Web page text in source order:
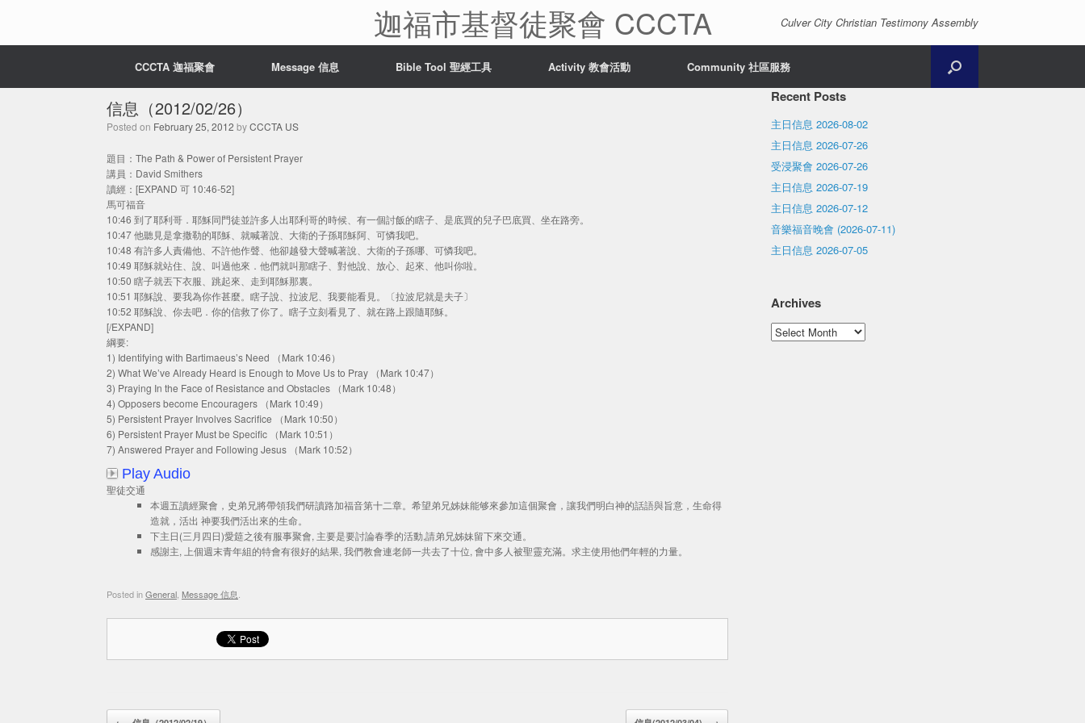
迦福市基督徒聚會 CCCTA Culver City Christian Testimony Assembly
CCCTA 迦福聚會 Message 信息 Bible Tool 聖經工具 Activity 教會活動 Community 社區服務
信息（2012/02/26）
Posted on February 25, 2012 byCCCTA US
題目：The Path & Power of Persistent Prayer
講員：David Smithers
讀經：[EXPAND 可 10:46-52]
馬可福音
10:46 到了耶利哥．耶穌同門徒並許多人出耶利哥的時候、有一個討飯的瞎子、是底買的兒子巴底買、坐在路旁。
10:47 他聽見是拿撒勒的耶穌、就喊著說、大衛的子孫耶穌阿、可憐我吧。
10:48 有許多人責備他、不許他作聲、他卻越發大聲喊著說、大衛的子孫哪、可憐我吧。
10:49 耶穌就站住、說、叫過他來．他們就叫那瞎子、對他說、放心、起來、他叫你啦。
10:50 瞎子就丟下衣服、跳起來、走到耶穌那裏。
10:51 耶穌說、要我為你作甚麼。瞎子說、拉波尼、我要能看見。〔拉波尼就是夫子〕
10:52 耶穌說、你去吧．你的信救了你了。瞎子立刻看見了、就在路上跟隨耶穌。
[/EXPAND]
綱要:
1) Identifying with Bartimaeus’s Need （Mark 10:46）
2) What We’ve Already Heard is Enough to Move Us to Pray （Mark 10:47）
3) Praying In the Face of Resistance and Obstacles （Mark 10:48）
4) Opposers become Encouragers （Mark 10:49）
5) Persistent Prayer Involves Sacrifice （Mark 10:50）
6) Persistent Prayer Must be Specific （Mark 10:51）
7) Answered Prayer and Following Jesus （Mark 10:52）
Play Audio
聖徒交通
本週五讀經聚會，史弟兄將帶領我們研讀路加福音第十二章。希望弟兄姊妹能够來參加這個聚會，讓我們明白神的話語與旨意，生命得
造就，活出 神要我們活出來的生命。
下主日(三月四日)愛筵之後有服事聚會, 主要是要討論春季的活動,請弟兄姊妹留下來交通。
感謝主, 上個週末青年組的特會有很好的結果, 我們教會連老師一共去了十位, 會中多人被聖靈充滿。求主使用他們年輕的力量。
Posted inGeneral Message 信息
Post navigation
Recent Posts
主日信息 2026-08-02
主日信息 2026-07-26
受浸聚會 2026-07-26
主日信息 2026-07-19
主日信息 2026-07-12
音樂福音晚會 (2026-07-11)
主日信息 2026-07-05
Archives
Archives